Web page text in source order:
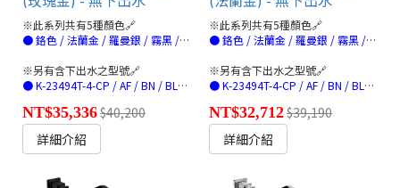
※此系列共有5種顏色🔗
● 鉻色 / 法蘭金 / 羅曼銀 / 霧黑 / 玫瑰金(連結)
※另有含下出水之型號🔗
● K-23494T-4-CP / AF / BN / BL/RGD(連結)
NT$35,336$40,200
詳細介紹
※此系列共有5種顏色🔗
● 鉻色 / 法蘭金 / 羅曼銀 / 霧黑 / 玫瑰金(連結)
※另有含下出水之型號🔗
● K-23494T-4-CP / AF / BN / BL/RGD(連結)
NT$32,712$39,190
詳細介紹